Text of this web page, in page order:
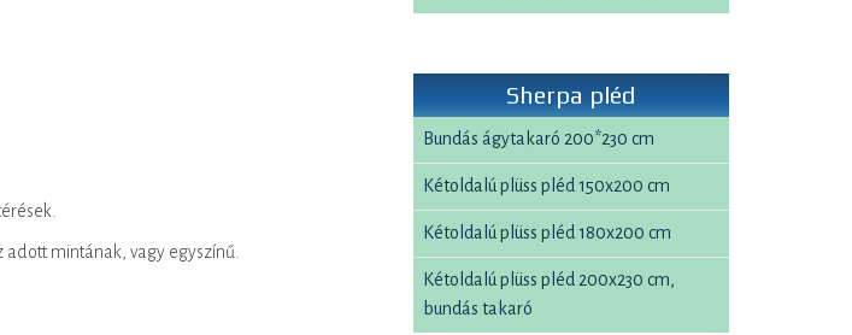
mintának, vagy egyszínű.
Sherpa pléd
Bundás ágytakaró 200*230 cm
Kétoldalú plüss pléd 150x200 cm
Kétoldalú plüss pléd 180x200 cm
Kétoldalú plüss pléd 200x230 cm,
bundás takaró